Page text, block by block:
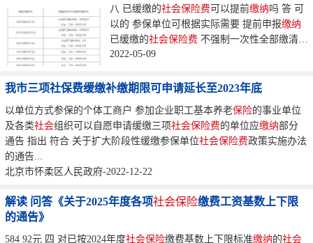
八 已缓缴的社会保险费可以提前缴纳吗 答 可
以的 参保单位可根据实际需要 提前申报缴纳
已缓缴的社会保险费 不强制一次性全部缴清
申报缴纳时要遵循从前往后原则选择月份...
2022-05-09
我市三项社保费缓缴补缴期限可申请延长至2023年底
以单位方式参保的个体工商户 参加企业职工基本养老保险的事业单位
及各类社会组织可以自愿申请缓缴三项社会保险费的单位应缴纳部分
通告 指出 符合 关于扩大阶段性缓缴参保单位社会保险费政策实施办法
的通告...
北京市怀柔区人民政府-2022-12-22
解读 问答《关于2025年度各项社会保险缴费工资基数上下限
的通告》
584 92元 四 对已按2024年度社会保险缴费基数上下限标准缴纳的社会